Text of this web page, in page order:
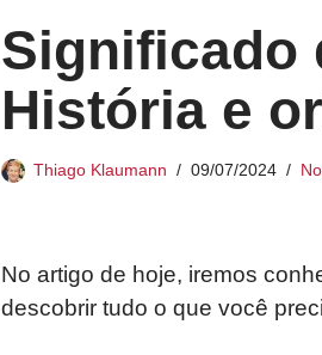
Significado
História e
Thiago Klaumann 09/07/2024
No artigo de hoje, iremos
descobrir tudo o que você